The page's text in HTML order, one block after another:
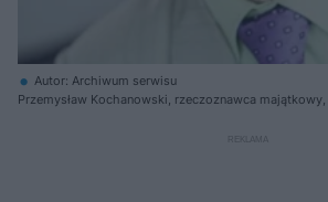
Autor: Archiwum serwisu
Przemysław Kochanowski, rzeczoznawca